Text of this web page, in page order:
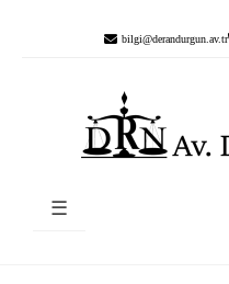
bilgi@derandurgun.av.tr
☰